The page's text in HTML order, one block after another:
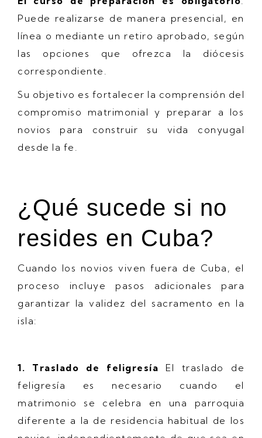
Puede realizarse de manera presencial, en
línea o mediante un retiro aprobado, según
las opciones que ofrezca la diócesis
correspondiente.
Su objetivo es fortalecer la comprensión del
compromiso matrimonial y preparar a los
novios para construir su vida conyugal
desde la fe.
¿Qué sucede si no
resides en Cuba?
Cuando los novios viven fuera de Cuba, el
proceso incluye pasos adicionales para
garantizar la validez del sacramento en la
isla:
1. Traslado de feligresía El traslado de
feligresía es necesario cuando el
matrimonio se celebra en una parroquia
diferente a la de residencia habitual de los